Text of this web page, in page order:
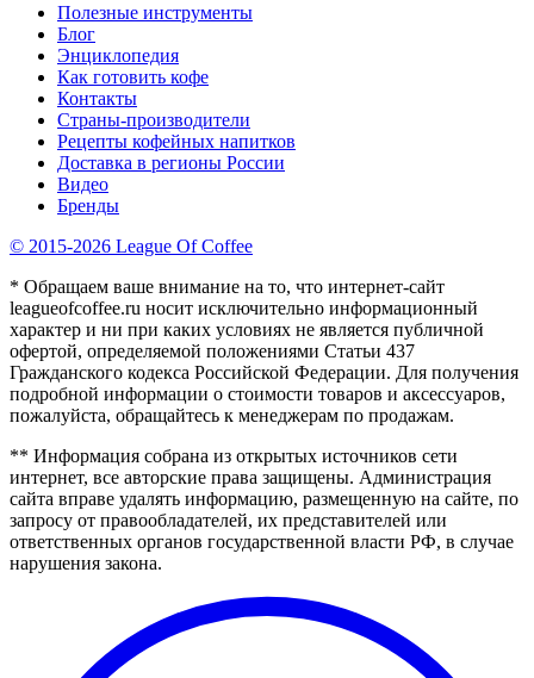
Полезные инструменты
Блог
Энциклопедия
Как готовить кофе
Контакты
Страны-производители
Рецепты кофейных напитков
Доставка в регионы России
Видео
Бренды
© 2015-2026 League Of Coffee
* Обращаем ваше внимание на то, что интернет-сайт
leagueofcoffee.ru носит исключительно информационный
характер и ни при каких условиях не является публичной
офертой, определяемой положениями Статьи 437
Гражданского кодекса Российской Федерации. Для получения
подробной информации о стоимости товаров и аксессуаров,
пожалуйста, обращайтесь к менеджерам по продажам.
** Информация собрана из открытых источников сети
интернет, все авторские права защищены. Администрация
сайта вправе удалять информацию, размещенную на сайте, по
запросу от правообладателей, их представителей или
ответственных органов государственной власти РФ, в случае
нарушения закона.